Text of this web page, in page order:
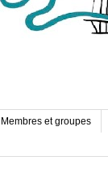
Membres et groupes